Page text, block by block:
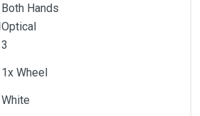
Both Hands
Optical
3
1x Wheel
White